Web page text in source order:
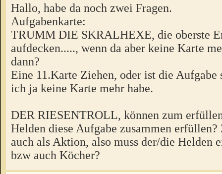
Hallo, habe da noch zwei Fragen.
Aufgabenkarte:
TRUMM DIE SKRALHEXE, die oberste
aufdecken....., wenn da aber keine Karte
dann?
Eine 11.Karte Ziehen, oder ist die
ich ja keine Karte mehr habe.
DER RIESENTROLL, können zum
Helden diese Aufgabe zusammen erfüllen?
auch als Aktion, also muss der/die Helden
bzw auch Köcher?